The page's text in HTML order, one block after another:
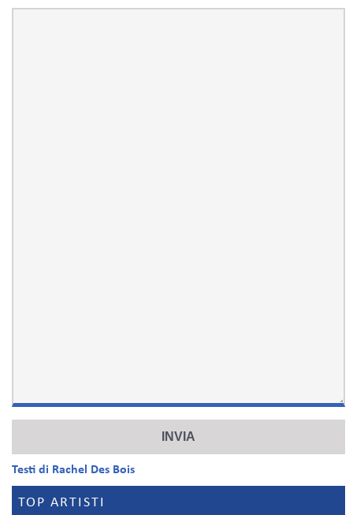
Testi di Rachel Des Bois
TOP ARTISTI